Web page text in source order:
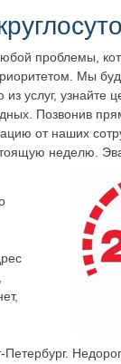
проблемы,
Мы
услуг, узнайте
Позвонив
от наших
неделю.
Петербург.